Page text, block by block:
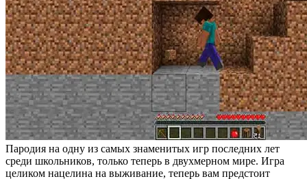
Пародия на одну из самых знаменитых игр последних лет
среди школьников, только теперь в двухмерном мире. Игра
целиком нацелина на выживание, теперь вам предстоит